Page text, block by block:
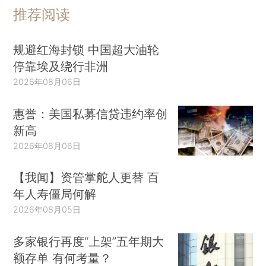
推荐阅读
规避红海封锁 中国超大油轮
停靠埃及绕行非洲
2026年08月06日
惠誉：美国私募信贷违约率创
新高
2026年08月06日
【我闻】资管掌舵人更替 百
年人寿僵局何解
2026年08月05日
多家银行再度“上架”五年期大
额存单 有何考量？